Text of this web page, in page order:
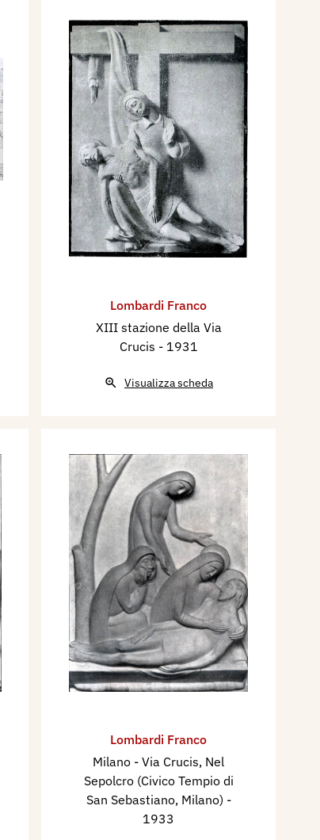
Lombardi Franco
XIII stazione della Via
Crucis - 1931
Visualizza scheda
Lombardi Franco
Milano - Via Crucis, ​Nel
Sepolcro (Civico Tempio di
San Sebastiano, Milano) -
1933